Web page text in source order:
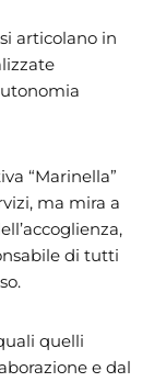
articolano in
“Marinella”
ma mira a
di tutti
quelli
e dal